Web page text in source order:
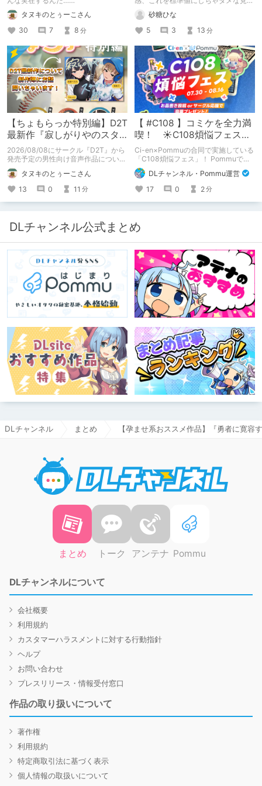
タヌキのとぅーこさん
30
7 8 分
砂糖ひな
5
3 13 分
【ちょもらっか特別編】D2T
最新作『寂しがりやのスタ
ーダストと触れあって』制
作陣にインタビュー！🎤
2026/08/08にサークル『D2T』から
発売予定の男性向け音声作品について
逆神ラニさんと不束こけしさんにお話
聞いちゃいました！夏コミに関する告
知もあります！
タヌキのとぅーこさん
13
0 11 分
【 #C108 】コミケを全力満
喫！ ☀C108煩悩フェス☀
Pommu版のご案内
Ci-en×Pommuの合同で実施している
「C108煩悩フェス」！ Pommuでの
参加方法について、改めてこちらでも
ご案内いたします！
DLチャンネル・Pommu運営
17
0 2分
DLチャンネル公式まとめ
DLチャンネル まとめ 【孕ませ系おススメ作品】『勇者に寛
まとめ トーク アンテナ Pommu
DLチャンネルについて
会社概要
利用規約
カスタマーハラスメントに対する行動指針
ヘルプ
お問い合わせ
プレスリリース・情報受付窓口
作品の取り扱いについて
著作権
利用規約
特定商取引法に基づく表示
個人情報の取扱いについて